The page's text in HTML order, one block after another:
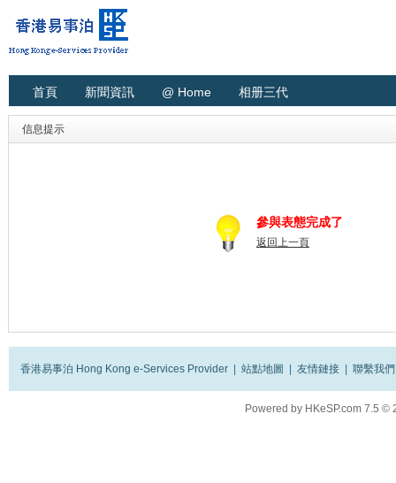
首頁 新聞資訊 @ Home 相册三代
信息提示
參與表態完成了
返回上一頁
香港易事泊 Hong Kong e-Services Provider 站點地圖 友情鏈接 聯繫我們
Powered by HKeSP.com 7.5 ©